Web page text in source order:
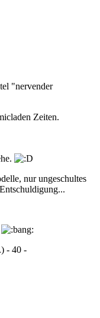
"nervender
Zeiten.
nur ungeschultes
- 40 -